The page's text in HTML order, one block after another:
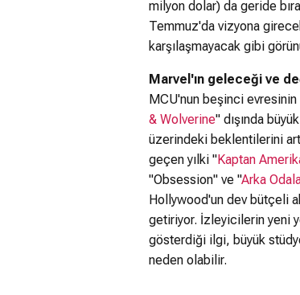
milyon dolar) da geride
Temmuz'da vizyona
karşılaşmayacak gibi
Marvel'ın geleceği ve
MCU'nun beşinci evresinin
& Wolverine" dışında
üzerindeki beklentilerini
geçen yılki "Kaptan
"Obsession" ve "Arka
Hollywood'un dev bütçeli
getiriyor. İzleyicilerin yeni
gösterdiği ilgi, büyük
neden olabilir.